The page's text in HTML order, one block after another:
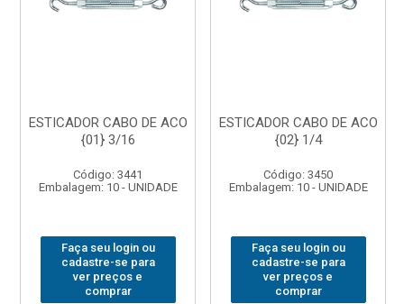
ESTICADOR CABO DE ACO
{01} 3/16
Código: 3441
Embalagem: 10 - UNIDADE
Faça seu login ou
cadastre-se para
ver preços e
comprar
ESTICADOR CABO DE ACO
{02} 1/4
Código: 3450
Embalagem: 10 - UNIDADE
Faça seu login ou
cadastre-se para
ver preços e
comprar